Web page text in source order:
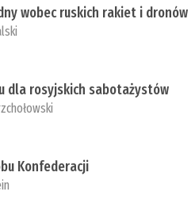
wobec ruskich rakiet i dronów
dla rosyjskich sabotażystów
Konfederacji